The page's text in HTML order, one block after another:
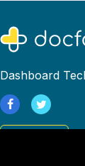
Dashboard